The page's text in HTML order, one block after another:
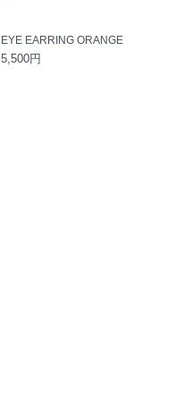
EYE EARRING ORANGE
5,500円